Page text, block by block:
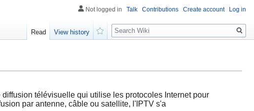
télévisuelle qui utilise les protocoles Internet pour
par antenne, câble ou satellite, l'IPTV s'a
Not logged in Talk Contributions Create account Log in
Read
View history
Search